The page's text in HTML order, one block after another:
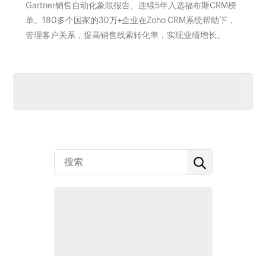
Gartner销售自动化象限报告、连续5年入选福布斯CRM榜
单。180多个国家的30万+企业在Zoho CRM系统帮助下，
管理客户关系，提高销售线索转化率，实现业绩增长。